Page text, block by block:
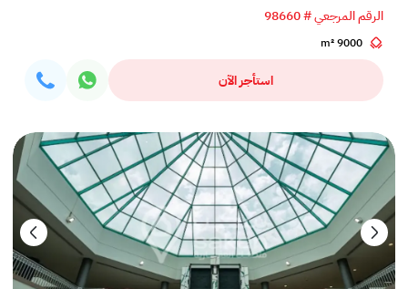
الرقم المرجعي # 98660
9000 m²
استأجر الآن